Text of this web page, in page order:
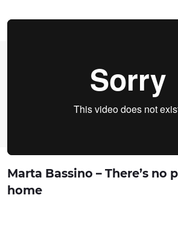
Marta Bassino – There’s no
home